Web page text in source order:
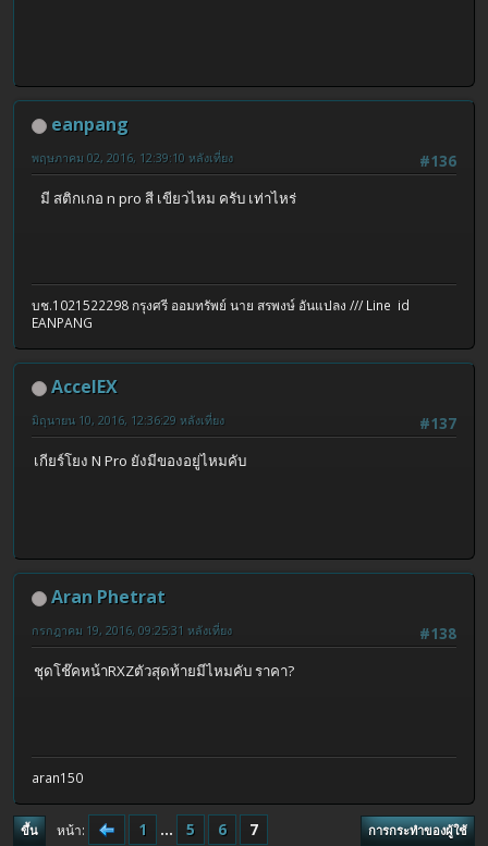
eanpang
#136
พฤษภาคม 02, 2016, 12:39:10 หลังเที่ยง
มี สติกเกอ n pro สี เขียวไหม ครับ เท่าไหร่
บช.1021522298 กรุงศรี ออมทรัพย์ นาย สรพงษ์ อันแปลง /// Line id
EANPANG
AccelEX
#137
มิถุนายน 10, 2016, 12:36:29 หลังเที่ยง
เกียร์โยง N Pro ยังมีของอยู่ไหมคับ
Aran Phetrat
#138
กรกฎาคม 19, 2016, 09:25:31 หลังเที่ยง
ชุดโช๊คหน้าRXZตัวสุดท้ายมีไหมคับ ราคา?
aran150
ขึ้น หน้า 1 ... 5 6 7 การกระทำของผู้ใช้